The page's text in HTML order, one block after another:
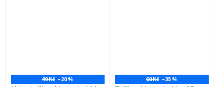
49 Kč –20 % 60 Kč –35 %